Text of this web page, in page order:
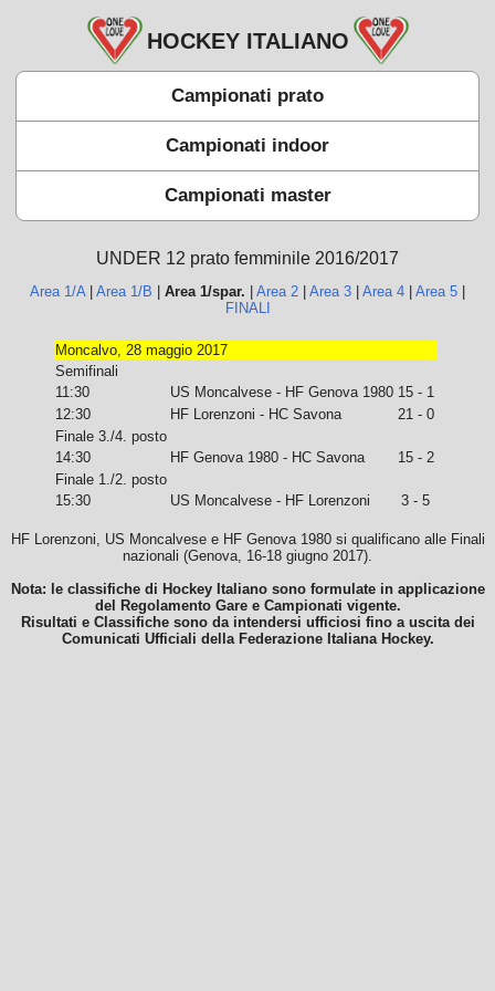
HOCKEY ITALIANO
Campionati prato
Campionati indoor
Campionati master
UNDER 12 prato femminile 2016/2017
Area 1/A| Area 1/B Area 1/spar. Area 2 Area 3 Area 4 Area 5
FINALI
Moncalvo, 28 maggio 2017
Semifinali
11:30
US Moncalvese - HF Genova 1980 15 - 1
12:30
HF Lorenzoni - HC Savona
21 - 0
Finale 3./4. posto
14:30
HF Genova 1980 - HC Savona
15 - 2
Finale 1./2. posto
15:30
US Moncalvese - HF Lorenzoni 3 - 5
HF Lorenzoni, US Moncalvese e HF Genova 1980 si qualificano alle Finali
nazionali (Genova, 16-18 giugno 2017).
Nota: le classifiche di Hockey Italiano sono formulate in applicazione
del Regolamento Gare e Campionati vigente.
Risultati e Classifiche sono da intendersi ufficiosi fino a uscita dei
Comunicati Ufficiali della Federazione Italiana Hockey.